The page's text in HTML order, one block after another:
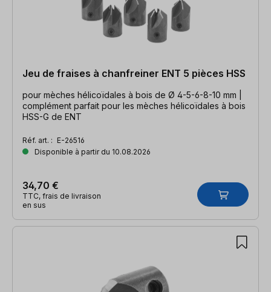
Jeu de fraises à chanfreiner ENT 5 pièces HSS
pour mèches hélicoïdales à bois de Ø 4-5-6-8-10 mm |
complément parfait pour les mèches hélicoïdales à bois
HSS-G de ENT
Réf. art. : E-26516
Disponible à partir du 10.08.2026
34,70 €
TTC, frais de livraison
en sus